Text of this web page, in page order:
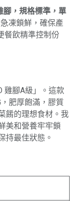
腳，規格標準，單
凍鎖鮮，確保產
餐飲精準控制份
雞腳A級」。這款
肥厚飽滿，膠質
餚的理想食材。我
美和營養牢牢鎖
持最佳狀態。